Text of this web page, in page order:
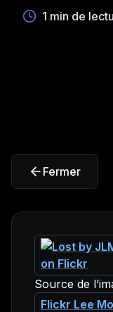
1 min de
Fermer
Source de
Flickr Lee